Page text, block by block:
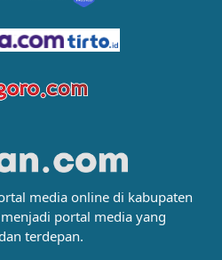
media online di kabupaten
portal media yang
terdepan.